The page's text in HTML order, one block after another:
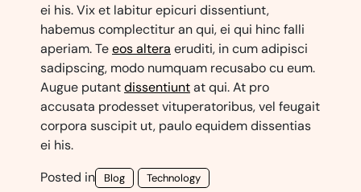
ei his. Vix et labitur epicuri dissentiunt,
habemus complectitur an qui, ei qui hinc falli
aperiam. Teeos altera eruditi, in cum adipisci
sadipscing, modo numquam recusabo cu eum.
Augue putantdissentiuntat qui. At pro
accusata prodesset vituperatoribus, vel feugait
corpora suscipit ut, paulo equidem dissentias
ei his.
Posted in
Blog Technology